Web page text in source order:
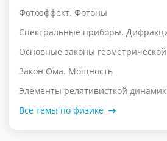
Фотоэффект. Фотоны
Спектральные приборы.
Основные законы
Закон Ома. Мощность
Элементы релятивисткой
Все темы по физике